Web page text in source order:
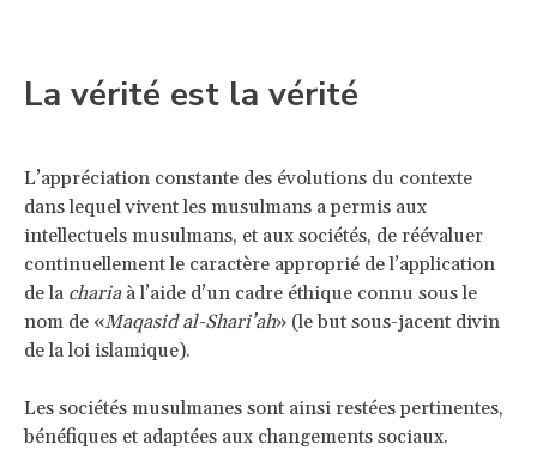
La vérité est la vérité
L’appréciation constante des évolutions du contexte
dans lequel vivent les musulmans a permis aux
intellectuels musulmans, et aux sociétés, de réévaluer
continuellement le caractère approprié de l’application
de la charia à l’aide d’un cadre éthique connu sous le
nom de «Maqasid al-Shari’ah» (le but sous-jacent divin
de la loi islamique).
Les sociétés musulmanes sont ainsi restées pertinentes,
bénéfiques et adaptées aux changements sociaux.